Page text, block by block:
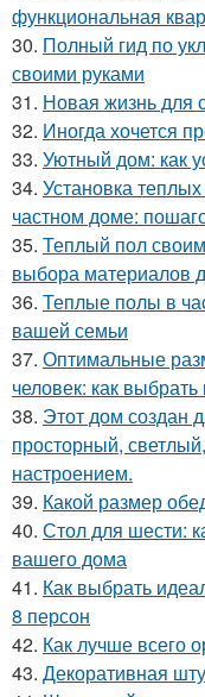
функциональная
30. Полный гид по
своими руками
31. Новая жизнь для
32. Иногда хочется
33. Уютный дом: как
34. Установка
частном доме:
35. Теплый пол
выбора материалов
36. Теплые полы в
вашей семьи
37. Оптимальные
человек: как
38. Этот дом создан
просторный,
настроением.
39. Какой размер
40. Стол для шести:
вашего дома
41. Как выбрать
8 персон
42. Как лучше всего
43. Декоративная